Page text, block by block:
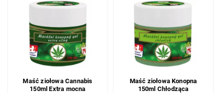
Maść ziołowa Cannabis
150ml Extra mocna
Maść ziołowa Konopna
150ml Chłodząca